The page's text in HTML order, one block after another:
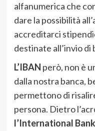
alfanumerica che
dare la possibilità
accreditarci
destinate all’invio
L’IBAN però, non è
dalla nostra banca,
permettono di
persona. Dietro
l’International